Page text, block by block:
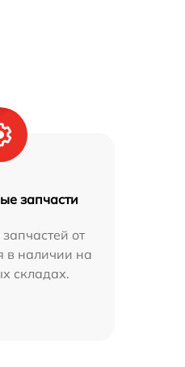
запчасти
от
в наличии на
складах.